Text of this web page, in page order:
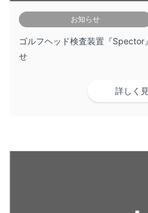
お知らせ
ゴルフヘッド検査装置『Spector
せ
詳しく